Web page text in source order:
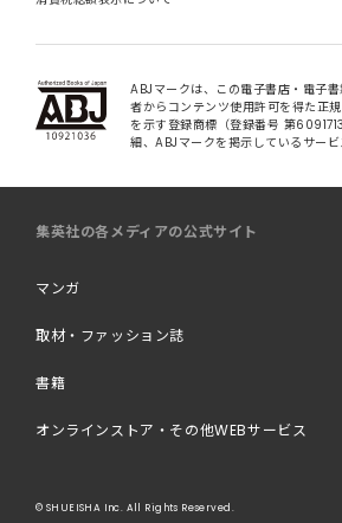
ABJマークは、この電子書店・電子
者からコンテンツ使用許可を得た正
を示す登録商標（登録番号 第
細、ABJマークを掲示しているサー
集英社の各メディアの公式サイト
マンガ
取材・ファッション誌
書籍
オンラインストア・その他WEBサービス
© SHUEISHA Inc. All Rights Reserved.